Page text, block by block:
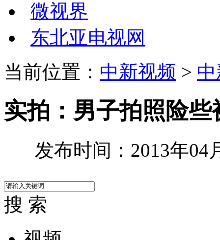
微视界
东北亚电视网
当前位置： 中新视频 >
实拍：男子拍照险些
发布时间：2013年04
搜 索